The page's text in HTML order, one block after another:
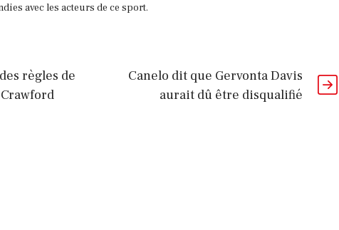
avec les acteurs de ce sport.
règles de
Canelo dit que Gervonta Davis
aurait dû être disqualifié